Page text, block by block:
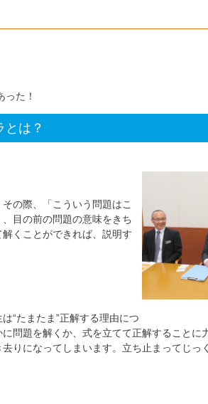
た！
は？
の際、「こういう問題はこ
目の前の問題の意味をきち
くことができれば、説明す
“たまたま”正解する理由につ
問題を解くか、式を立てて正解することに
りになってしまいます。立ち止まってじっ